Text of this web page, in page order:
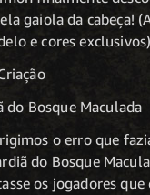
gaiola da cabeça!
e cores exclusivos)
do Bosque Maculada
o erro que
do Bosque
os jogadores